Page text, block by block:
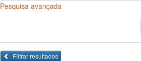
Pesquisa avançada
Filtrar resultados